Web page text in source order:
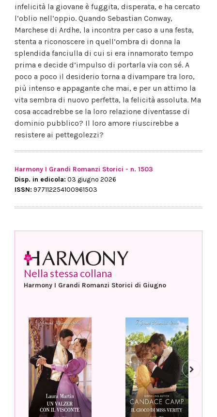
infelicità la giovane è fuggita, disperata, e ha cercato
l’oblio nell’oppio. Quando Sebastian Conway,
Marchese di Ardhe, la incontra per caso a una festa,
stenta a riconoscere in quell’ombra di donna la
splendida fanciulla di cui si era innamorato tempo
prima e decide d’impulso di portarla via con sé. A
poco a poco il desiderio torna a divampare tra loro,
più intenso e appagante che mai, e per un attimo la
vita sembra di nuovo perfetta, la felicità assoluta. Ma
cosa accadrebbe se la loro relazione diventasse di
dominio pubblico? Il loro amore riuscirebbe a
resistere ai pettegolezzi?
Harmony I Grandi Romanzi Storici - n. 1503
Disp. in edicola: 03 giugno 2026
ISSN: 977112254100961503
Nella stessa collana
Harmony I Grandi Romanzi Storici di Giugno
Next